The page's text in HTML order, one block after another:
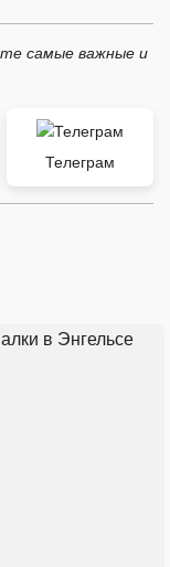
самые важные и
Телеграм